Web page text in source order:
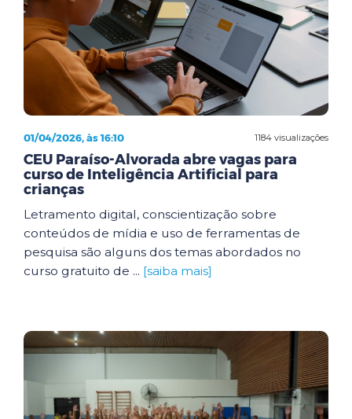
1184 visualizações
01/04/2026, às 16:10
CEU Paraíso-Alvorada abre vagas para
curso de Inteligência Artificial para
crianças
Letramento digital, conscientização sobre
conteúdos de mídia e uso de ferramentas de
pesquisa são alguns dos temas abordados no
curso gratuito de ... [saiba mais]